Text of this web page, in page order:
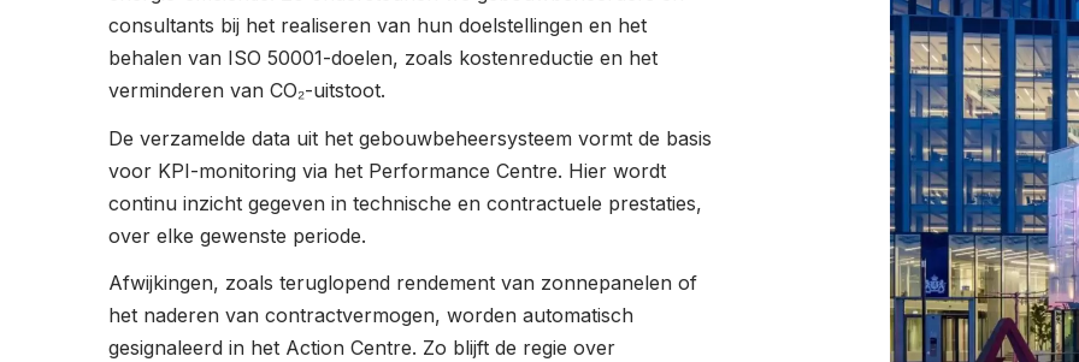
consultants bij het realiseren van hun doelstellingen en het
behalen van ISO 50001-doelen, zoals kostenreductie en het
verminderen van CO₂-uitstoot.
De verzamelde data uit het gebouwbeheersysteem vormt de basis
voor KPI-monitoring via het Performance Centre. Hier wordt
continu inzicht gegeven in technische en contractuele prestaties,
over elke gewenste periode.
Afwijkingen, zoals teruglopend rendement van zonnepanelen of
het naderen van contractvermogen, worden automatisch
gesignaleerd in het Action Centre. Zo blijft de regie over